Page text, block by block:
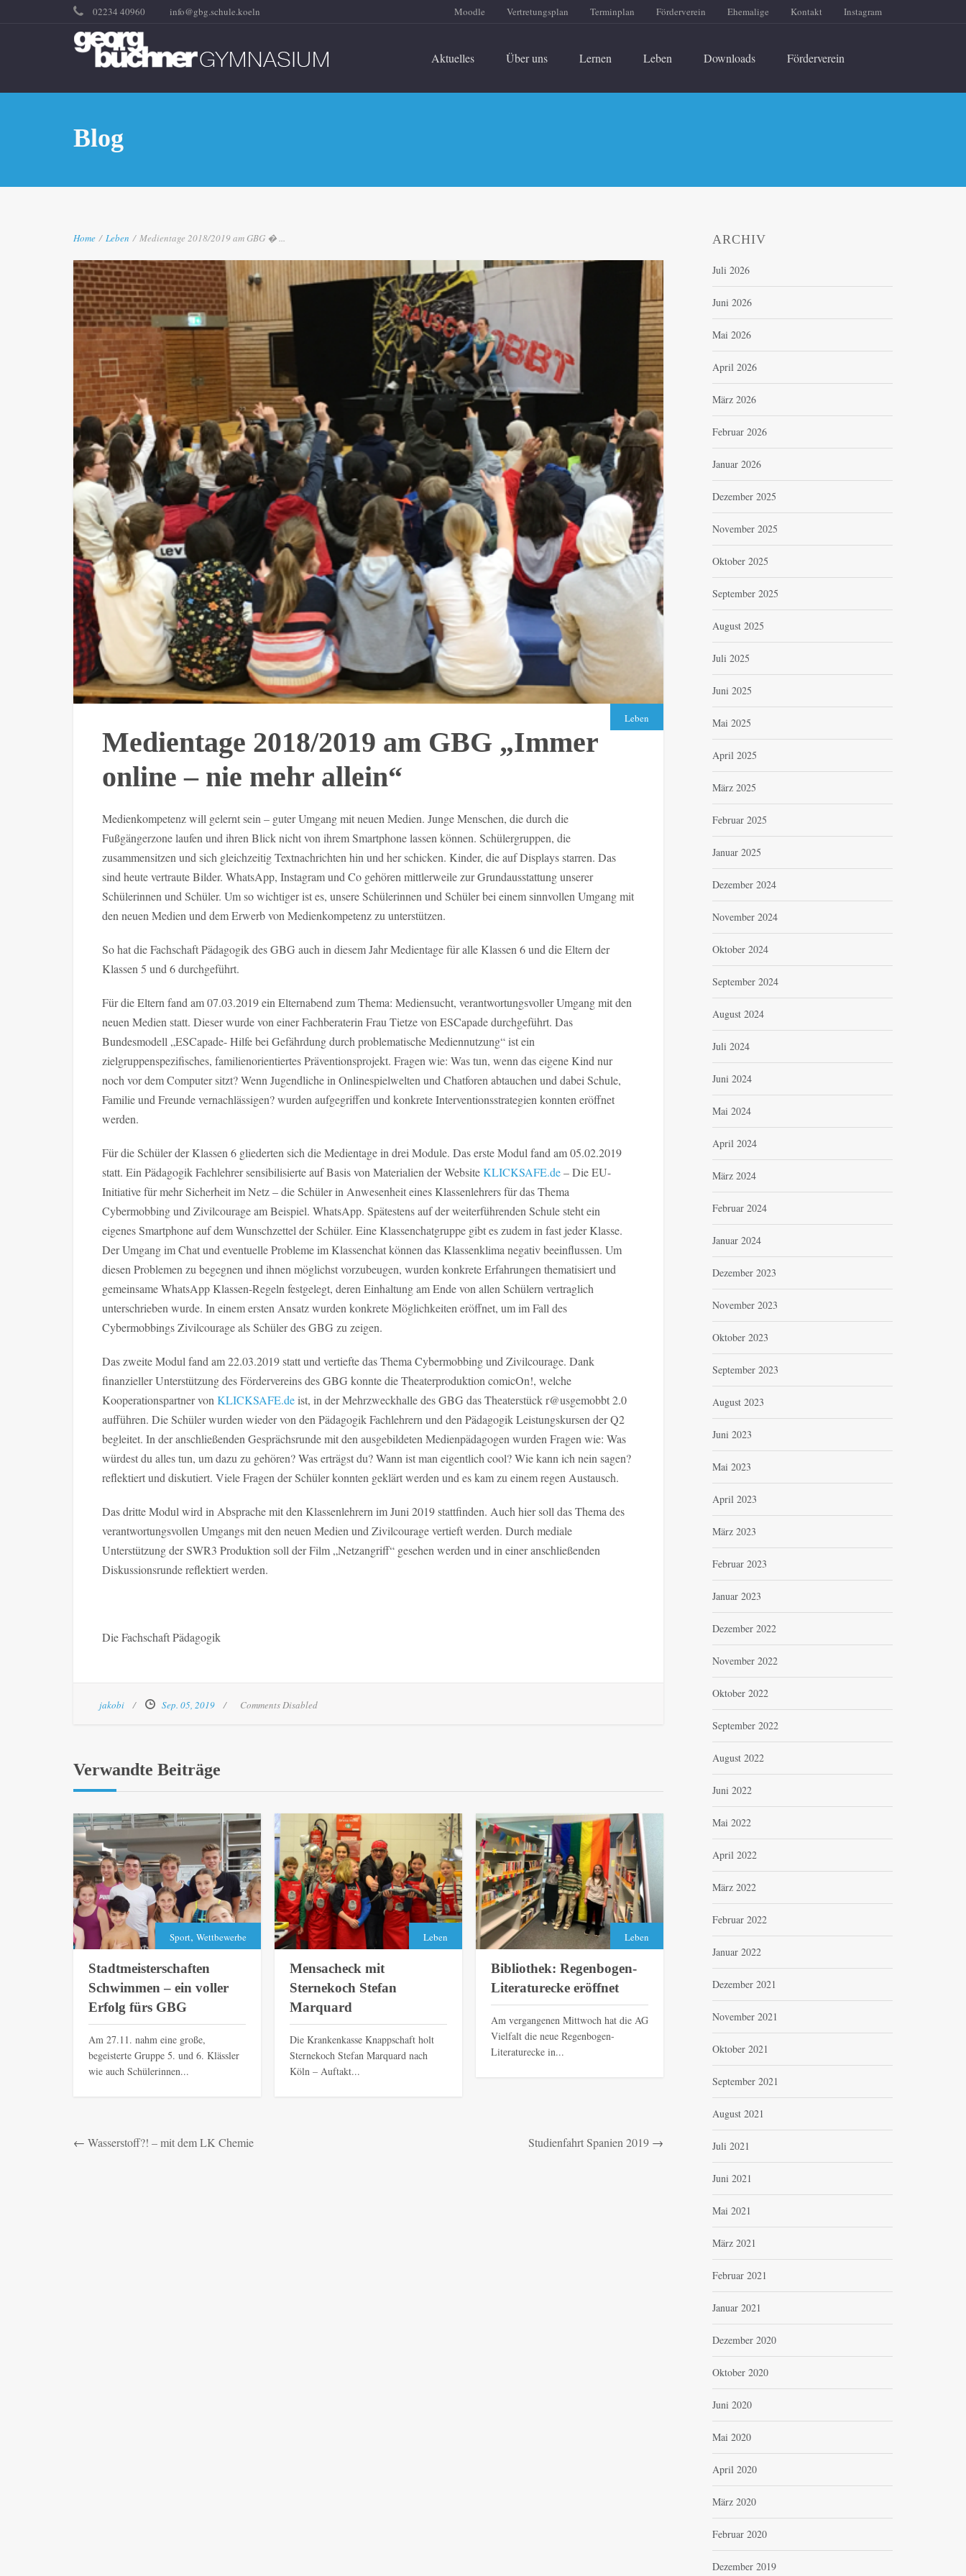
02234 40960 info@gbg.schule.koeln Moodle Vertretungsplan Terminplan Förderverein Ehemalige Kontakt Instagram
Aktuelles Über uns Lernen Leben Downloads Förderverein
Blog
Home / Leben / Medientage 2018/2019 am GBG � ...
Leben
Medientage 2018/2019 am GBG „Immer
online – nie mehr allein“
Medienkompetenz will gelernt sein – guter Umgang mit neuen Medien. Junge Menschen, die durch die
Fußgängerzone laufen und ihren Blick nicht von ihrem Smartphone lassen können. Schülergruppen, die
zusammensitzen und sich gleichzeitig Textnachrichten hin und her schicken. Kinder, die auf Displays starren. Das
sind heute vertraute Bilder. WhatsApp, Instagram und Co gehören mittlerweile zur Grundausstattung unserer
Schülerinnen und Schüler. Um so wichtiger ist es, unsere Schülerinnen und Schüler bei einem sinnvollen Umgang mit
den neuen Medien und dem Erwerb von Medienkompetenz zu unterstützen.
So hat die Fachschaft Pädagogik des GBG auch in diesem Jahr Medientage für alle Klassen 6 und die Eltern der
Klassen 5 und 6 durchgeführt.
Für die Eltern fand am 07.03.2019 ein Elternabend zum Thema: Mediensucht, verantwortungsvoller Umgang mit den
neuen Medien statt. Dieser wurde von einer Fachberaterin Frau Tietze von ESCapade durchgeführt. Das
Bundesmodell „ESCapade- Hilfe bei Gefährdung durch problematische Mediennutzung“ ist ein
zielgruppenspezifisches, familienorientiertes Präventionsprojekt. Fragen wie: Was tun, wenn das eigene Kind nur
noch vor dem Computer sitzt? Wenn Jugendliche in Onlinespielwelten und Chatforen abtauchen und dabei Schule,
Familie und Freunde vernachlässigen? wurden aufgegriffen und konkrete Interventionsstrategien konnten eröffnet
werden.
Für die Schüler der Klassen 6 gliederten sich die Medientage in drei Module. Das erste Modul fand am 05.02.2019
statt. Ein Pädagogik Fachlehrer sensibilisierte auf Basis von Materialien der WebsiteKLICKSAFE.de– Die EU-
Initiative für mehr Sicherheit im Netz – die Schüler in Anwesenheit eines Klassenlehrers für das Thema
Cybermobbing und Zivilcourage am Beispiel. WhatsApp. Spätestens auf der weiterführenden Schule steht ein
eigenes Smartphone auf dem Wunschzettel der Schüler. Eine Klassenchatgruppe gibt es zudem in fast jeder Klasse.
Der Umgang im Chat und eventuelle Probleme im Klassenchat können das Klassenklima negativ beeinflussen. Um
diesen Problemen zu begegnen und ihnen möglichst vorzubeugen, wurden konkrete Erfahrungen thematisiert und
gemeinsame WhatsApp Klassen-Regeln festgelegt, deren Einhaltung am Ende von allen Schülern vertraglich
unterschrieben wurde. In einem ersten Ansatz wurden konkrete Möglichkeiten eröffnet, um im Fall des
Cybermobbings Zivilcourage als Schüler des GBG zu zeigen.
Das zweite Modul fand am 22.03.2019 statt und vertiefte das Thema Cybermobbing und Zivilcourage. Dank
finanzieller Unterstützung des Fördervereins des GBG konnte die Theaterproduktion comicOn!, welche
Kooperationspartner von KLICKSAFE.deist, in der Mehrzweckhalle des GBG das Theaterstück r@usgemobbt 2.0
aufführen. Die Schüler wurden wieder von den Pädagogik Fachlehrern und den Pädagogik Leistungskursen der Q2
begleitet. In der anschließenden Gesprächsrunde mit den ausgebildeten Medienpädagogen wurden Fragen wie: Was
würdest du alles tun, um dazu zu gehören? Was erträgst du? Wann ist man eigentlich cool? Wie kann ich nein sagen?
reflektiert und diskutiert. Viele Fragen der Schüler konnten geklärt werden und es kam zu einem regen Austausch.
Das dritte Modul wird in Absprache mit den Klassenlehrern im Juni 2019 stattfinden. Auch hier soll das Thema des
verantwortungsvollen Umgangs mit den neuen Medien und Zivilcourage vertieft werden. Durch mediale
Unterstützung der SWR3 Produktion soll der Film „Netzangriff“ gesehen werden und in einer anschließenden
Diskussionsrunde reflektiert werden.
Die Fachschaft Pädagogik
jakobi Sep. 05, 2019 Comments Disabled
Verwandte Beiträge
Sport, Wettbewerbe
Stadtmeisterschaften
Schwimmen – ein voller
Erfolg fürs GBG
Am 27.11. nahm eine große,
begeisterte Gruppe 5. und 6. Klässler
wie auch Schülerinnen...
Leben
Mensacheck mit
Sternekoch Stefan
Marquard
Die Krankenkasse Knappschaft holt
Sternekoch Stefan Marquard nach
Köln – Auftakt...
Leben
Bibliothek: Regenbogen-
Literaturecke eröffnet
Am vergangenen Mittwoch hat die AG
Vielfalt die neue Regenbogen-
Literaturecke in...
← Wasserstoff?! – mit dem LK Chemie Studienfahrt Spanien 2019→
ARCHIV
Juli 2026
Juni 2026
Mai 2026
April 2026
März 2026
Februar 2026
Januar 2026
Dezember 2025
November 2025
Oktober 2025
September 2025
August 2025
Juli 2025
Juni 2025
Mai 2025
April 2025
März 2025
Februar 2025
Januar 2025
Dezember 2024
November 2024
Oktober 2024
September 2024
August 2024
Juli 2024
Juni 2024
Mai 2024
April 2024
März 2024
Februar 2024
Januar 2024
Dezember 2023
November 2023
Oktober 2023
September 2023
August 2023
Juni 2023
Mai 2023
April 2023
März 2023
Februar 2023
Januar 2023
Dezember 2022
November 2022
Oktober 2022
September 2022
August 2022
Juni 2022
Mai 2022
April 2022
März 2022
Februar 2022
Januar 2022
Dezember 2021
November 2021
Oktober 2021
September 2021
August 2021
Juli 2021
Juni 2021
Mai 2021
März 2021
Februar 2021
Januar 2021
Dezember 2020
Oktober 2020
Juni 2020
Mai 2020
April 2020
März 2020
Februar 2020
Dezember 2019